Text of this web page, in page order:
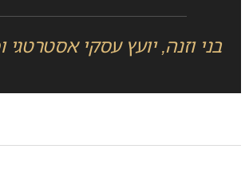
בני וזנה, יועץ עסקי אסטרטגי